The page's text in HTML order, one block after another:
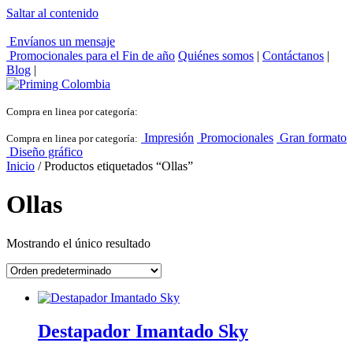
Saltar al contenido
Envíanos un mensaje
Promocionales para el Fin de año Quiénes somos | Contáctanos |
Blog |
Compra en linea por categoría:
Compra en linea por categoría: Impresión Promocionales Gran formato
Diseño gráfico
Inicio / Productos etiquetados “Ollas”
Ollas
Mostrando el único resultado
Destapador Imantado Sky